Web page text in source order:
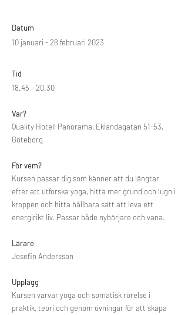
Datum
10 januari - 28 februari 2023
Tid
18.45 - 20.30
Var?
Quality Hotell Panorama, Eklandagatan 51-53,
Göteborg
För vem?
Kursen passar dig som känner att du längtar
efter att utforska yoga, hitta mer grund och lugn i
kroppen och hitta hållbara sätt att leva ett
energirikt liv. Passar både nybörjare och vana.
Lärare
Josefin Andersson
Upplägg
Kursen varvar yoga och somatisk rörelse i
praktik, teori och genom övningar för att skapa